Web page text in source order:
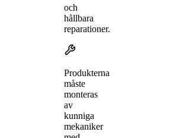
och
hållbara
reparationer.
Produkterna
måste
monteras
av
kunniga
mekaniker